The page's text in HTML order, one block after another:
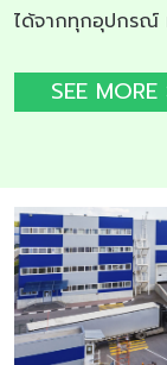
ได้จากทุกอุปกรณ์
SEE MORE